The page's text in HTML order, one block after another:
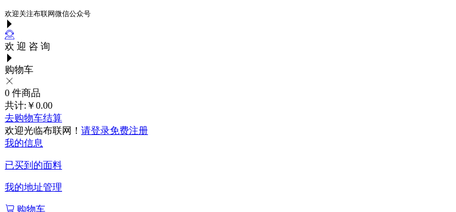
欢迎关注布联网微信公众号
欢 迎 咨 询
购物车
0 件商品
共计: ￥0.00
去购物车结算
欢迎光临布联网！ 请登录免费注册
我的信息
已买到的面料
我的地址管理
购物车